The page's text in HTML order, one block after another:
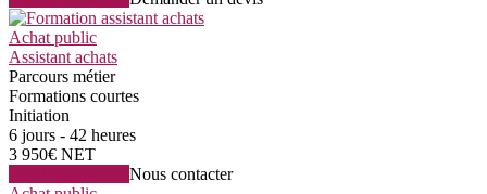
Achat public
Assistant achats
Parcours métier
Formations courtes
Initiation
6 jours - 42 heures
3 950€ NET
Nous contacter